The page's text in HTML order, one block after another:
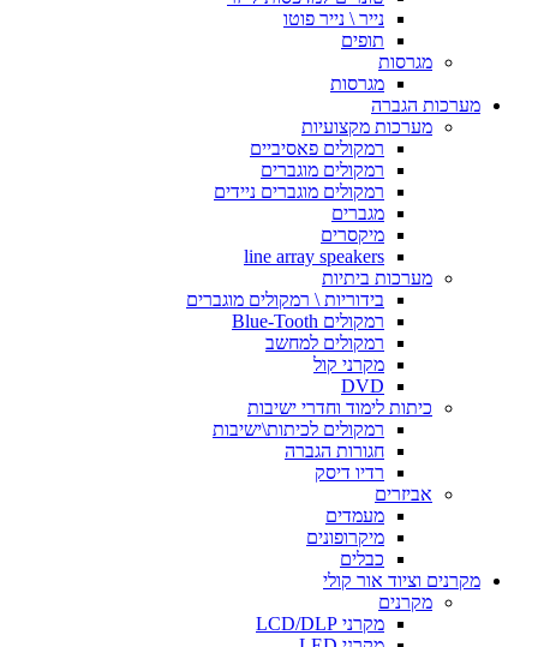
נייר \ נייר פוטו
תופים
מגרסות
מגרסות
מערכות הגברה
מערכות מקצועיות
רמקולים פאסיביים
רמקולים מוגברים
רמקולים מוגברים ניידים
מגברים
מיקסרים
line array speakers
מערכות ביתיות
בידוריות \ רמקולים מוגברים
רמקולים Blue-Tooth
רמקולים למחשב
מקרני קול
DVD
כיתות לימוד וחדרי ישיבות
רמקולים לכיתות\ישיבות
חגורות הגברה
רדיו דיסק
אביזרים
מעמדים
מיקרופונים
כבלים
מקרנים וציוד אור קולי
מקרנים
מקרני LCD/DLP